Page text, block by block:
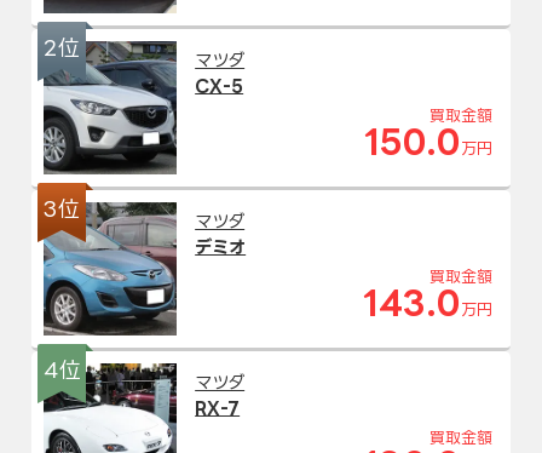
2位
マツダ
CX-5
買取金額
150.0 万円
3位
マツダ
デミオ
買取金額
143.0 万円
4位
マツダ
RX-7
買取金額